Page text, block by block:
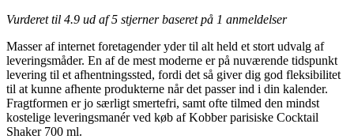
Vurderet til 4.9 ud af 5 stjerner baseret på 1 anmeldelser
Masser af internet foretagender yder til alt held et stort udvalg af
leveringsmåder. En af de mest moderne er på nuværende tidspunkt
levering til et afhentningssted, fordi det så giver dig god fleksibilitet
til at kunne afhente produkterne når det passer ind i din kalender.
Fragtformen er jo særligt smertefri, samt ofte tilmed den mindst
kostelige leveringsmanér ved køb af Kobber parisiske Cocktail
Shaker 700 ml.